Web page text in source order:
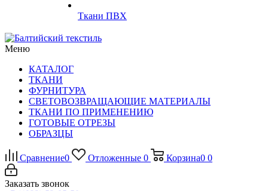
Ткани ПВХ
Меню
КАТАЛОГ
ТКАНИ
ФУРНИТУРА
СВЕТОВОЗВРАЩАЮЩИЕ МАТЕРИАЛЫ
ТКАНИ ПО ПРИМЕНЕНИЮ
ГОТОВЫЕ ОТРЕЗЫ
ОБРАЗЦЫ
Сравнение0 Отложенные 0 Корзина0 0
Заказать звонок